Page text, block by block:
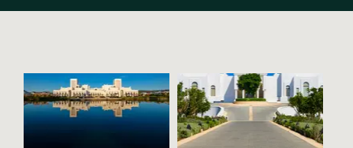
호수 호텔 메인 입구